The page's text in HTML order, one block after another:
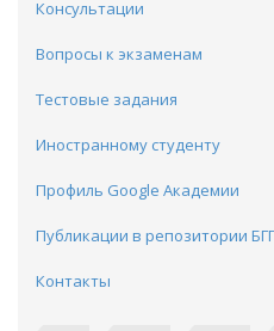
Консультации
Вопросы к экзаменам
Тестовые задания
Иностранному студенту
Профиль Google Академии
Публикации в репозитории
Контакты